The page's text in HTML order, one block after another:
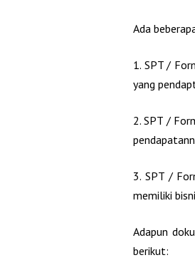
Ada
1. SPT /
yang
2. SPT /
3. SPT /
memiliki
Adapun
berikut: